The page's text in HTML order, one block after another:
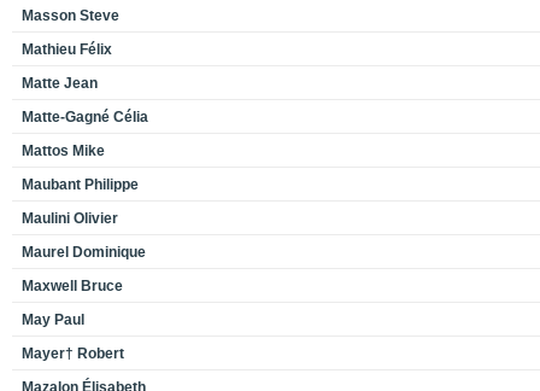
Masson Steve
Mathieu Félix
Matte Jean
Matte-Gagné Célia
Mattos Mike
Maubant Philippe
Maulini Olivier
Maurel Dominique
Maxwell Bruce
May Paul
Mayer† Robert
Mazalon Élisabeth